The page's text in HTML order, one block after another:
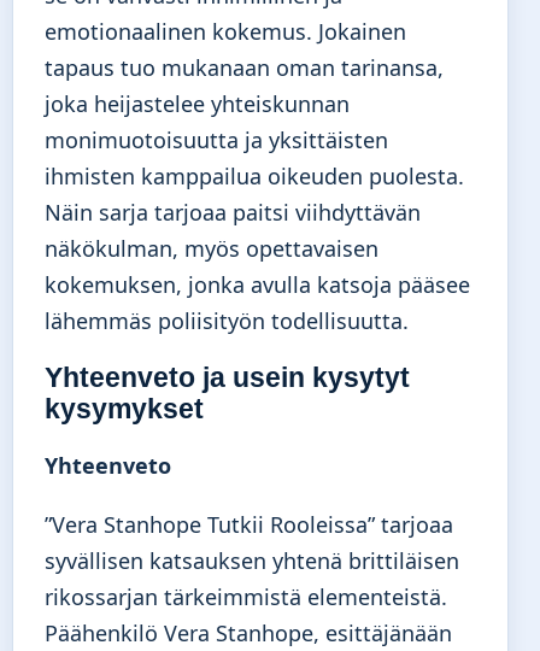
emotionaalinen kokemus. Jokainen
tapaus tuo mukanaan oman tarinansa,
joka heijastelee yhteiskunnan
monimuotoisuutta ja yksittäisten
ihmisten kamppailua oikeuden puolesta.
Näin sarja tarjoaa paitsi viihdyttävän
näkökulman, myös opettavaisen
kokemuksen, jonka avulla katsoja pääsee
lähemmäs poliisityön todellisuutta.
Yhteenveto ja usein kysytyt
kysymykset
Yhteenveto
”Vera Stanhope Tutkii Rooleissa” tarjoaa
syvällisen katsauksen yhtenä brittiläisen
rikossarjan tärkeimmistä elementeistä.
Päähenkilö Vera Stanhope, esittäjänään